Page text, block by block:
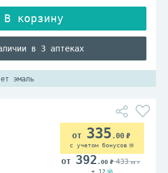
в 3 аптеках
эмаль
335 .00
с учетом бонусов
392 .00 433.00
+ 12